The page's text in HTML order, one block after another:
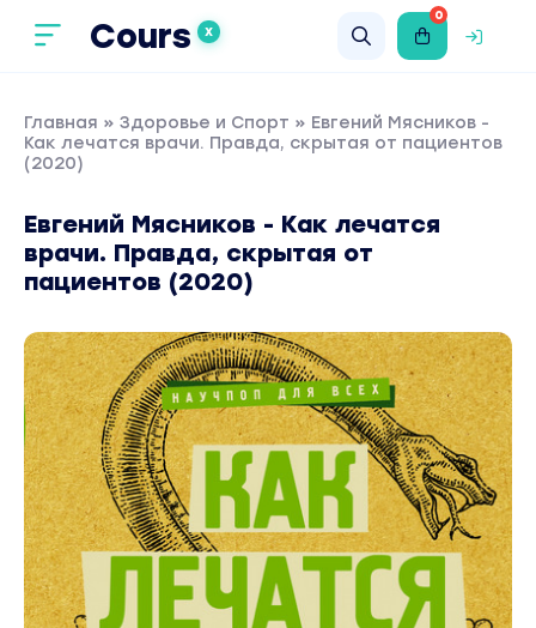
Cours X
0
Главная » Здоровье и Спорт » Евгений Мясников -
Как лечатся врачи. Правда, скрытая от пациентов
(2020)
Евгений Мясников - Как лечатся
врачи. Правда, скрытая от
пациентов (2020)